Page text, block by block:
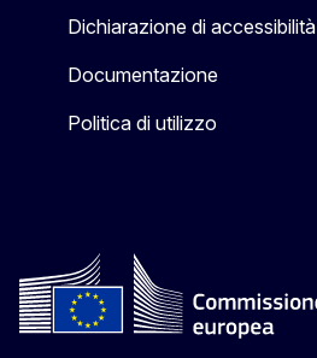
Dichiarazione di accessibilità
Documentazione
Politica di utilizzo